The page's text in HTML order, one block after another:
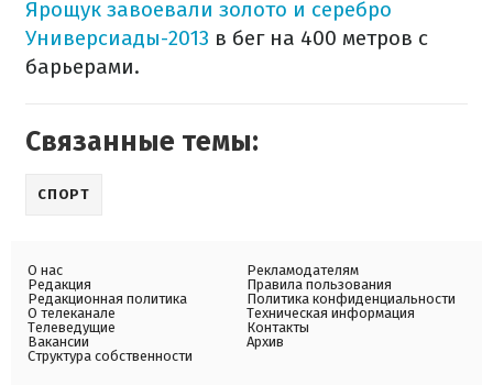
Ярощук завоевали золото и серебро
Универсиады-2013 в бег на 400 метров с
барьерами.
Связанные темы:
СПОРТ
О нас
Редакция
Редакционная политика
О телеканале
Телеведущие
Вакансии
Структура собственности
Рекламодателям
Правила пользования
Политика конфиденциальности
Техническая информация
Контакты
Архив